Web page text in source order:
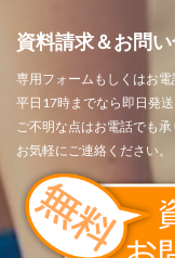
資料請求＆お問
専用フォームもしくはお電
平日17時までなら即日発送
ご不明な点はお電話でも承
お気軽にご連絡ください。